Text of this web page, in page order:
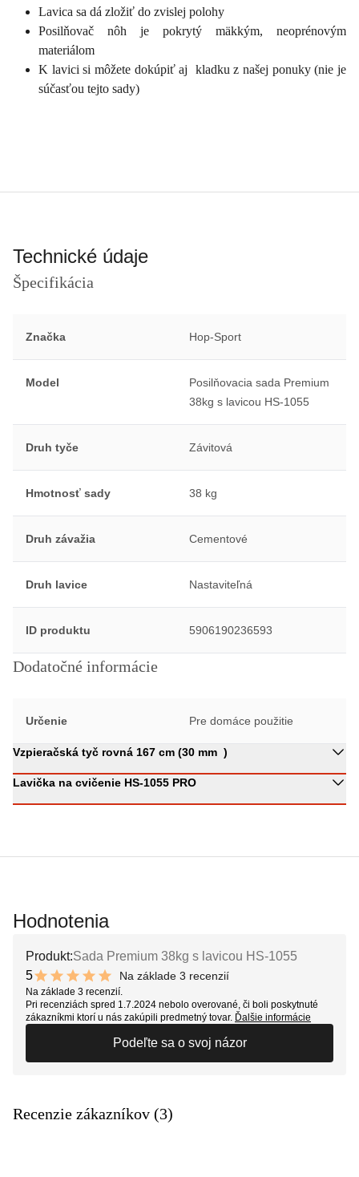
Lavica sa dá zložiť do zvislej polohy
Posilňovač nôh je pokrytý mäkkým, neoprénovým
materiálom
K lavici si môžete dokúpiť aj kladku z našej ponuky (nie je
súčasťou tejto sady)
Technické údaje
Špecifikácia
Značka Hop-Sport
Model
Posilňovacia sada Premium
38kg s lavicou HS-1055
Druh tyče Závitová
Hmotnosť sady 38 kg
Druh závažia Cementové
Druh lavice Nastaviteľná
ID produktu 5906190236593
Dodatočné informácie
Určenie Pre domáce použitie
Vzpieračská tyč rovná 167 cm (30 mm )
Lavička na cvičenie HS-1055 PRO
Hodnotenia
Produkt:Sada Premium 38kg s lavicou HS-1055
5
10 out of 10 stars
Na základe 3 recenzií
Na základe 3 recenzií.
Pri recenziách spred 1.7.2024 nebolo overované, či boli poskytnuté
zákazníkmi ktorí u nás zakúpili predmetný tovar. Ďalšie informácie
Podeľte sa o svoj názor
Recenzie zákazníkov (3)